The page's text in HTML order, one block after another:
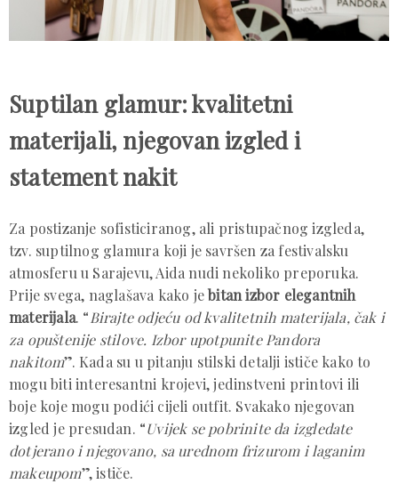
Suptilan glamur: kvalitetni
materijali, njegovan izgled i
statement nakit
Za postizanje sofisticiranog, ali pristupačnog izgleda,
tzv. suptilnog glamura koji je savršen za festivalsku
atmosferu u Sarajevu, Aida nudi nekoliko preporuka.
Prije svega, naglašava kako jebitan izbor elegantnih
materijala. “Birajte odjeću od kvalitetnih materijala, čak i
za opuštenije stilove. Izbor upotpunite Pandora
nakitom”. Kada su u pitanju stilski detalji ističe kako to
mogu biti interesantni krojevi, jedinstveni printovi ili
boje koje mogu podići cijeli outfit. Svakako njegovan
izgled je presudan. “Uvijek se pobrinite da izgledate
dotjerano i njegovano, sa urednom frizurom i laganim
makeupom”, ističe.